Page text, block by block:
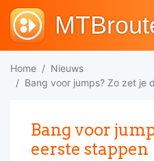
Home
Nieuws
Bang voor jumps? Zo zet je
Bang voor
eerste stappen